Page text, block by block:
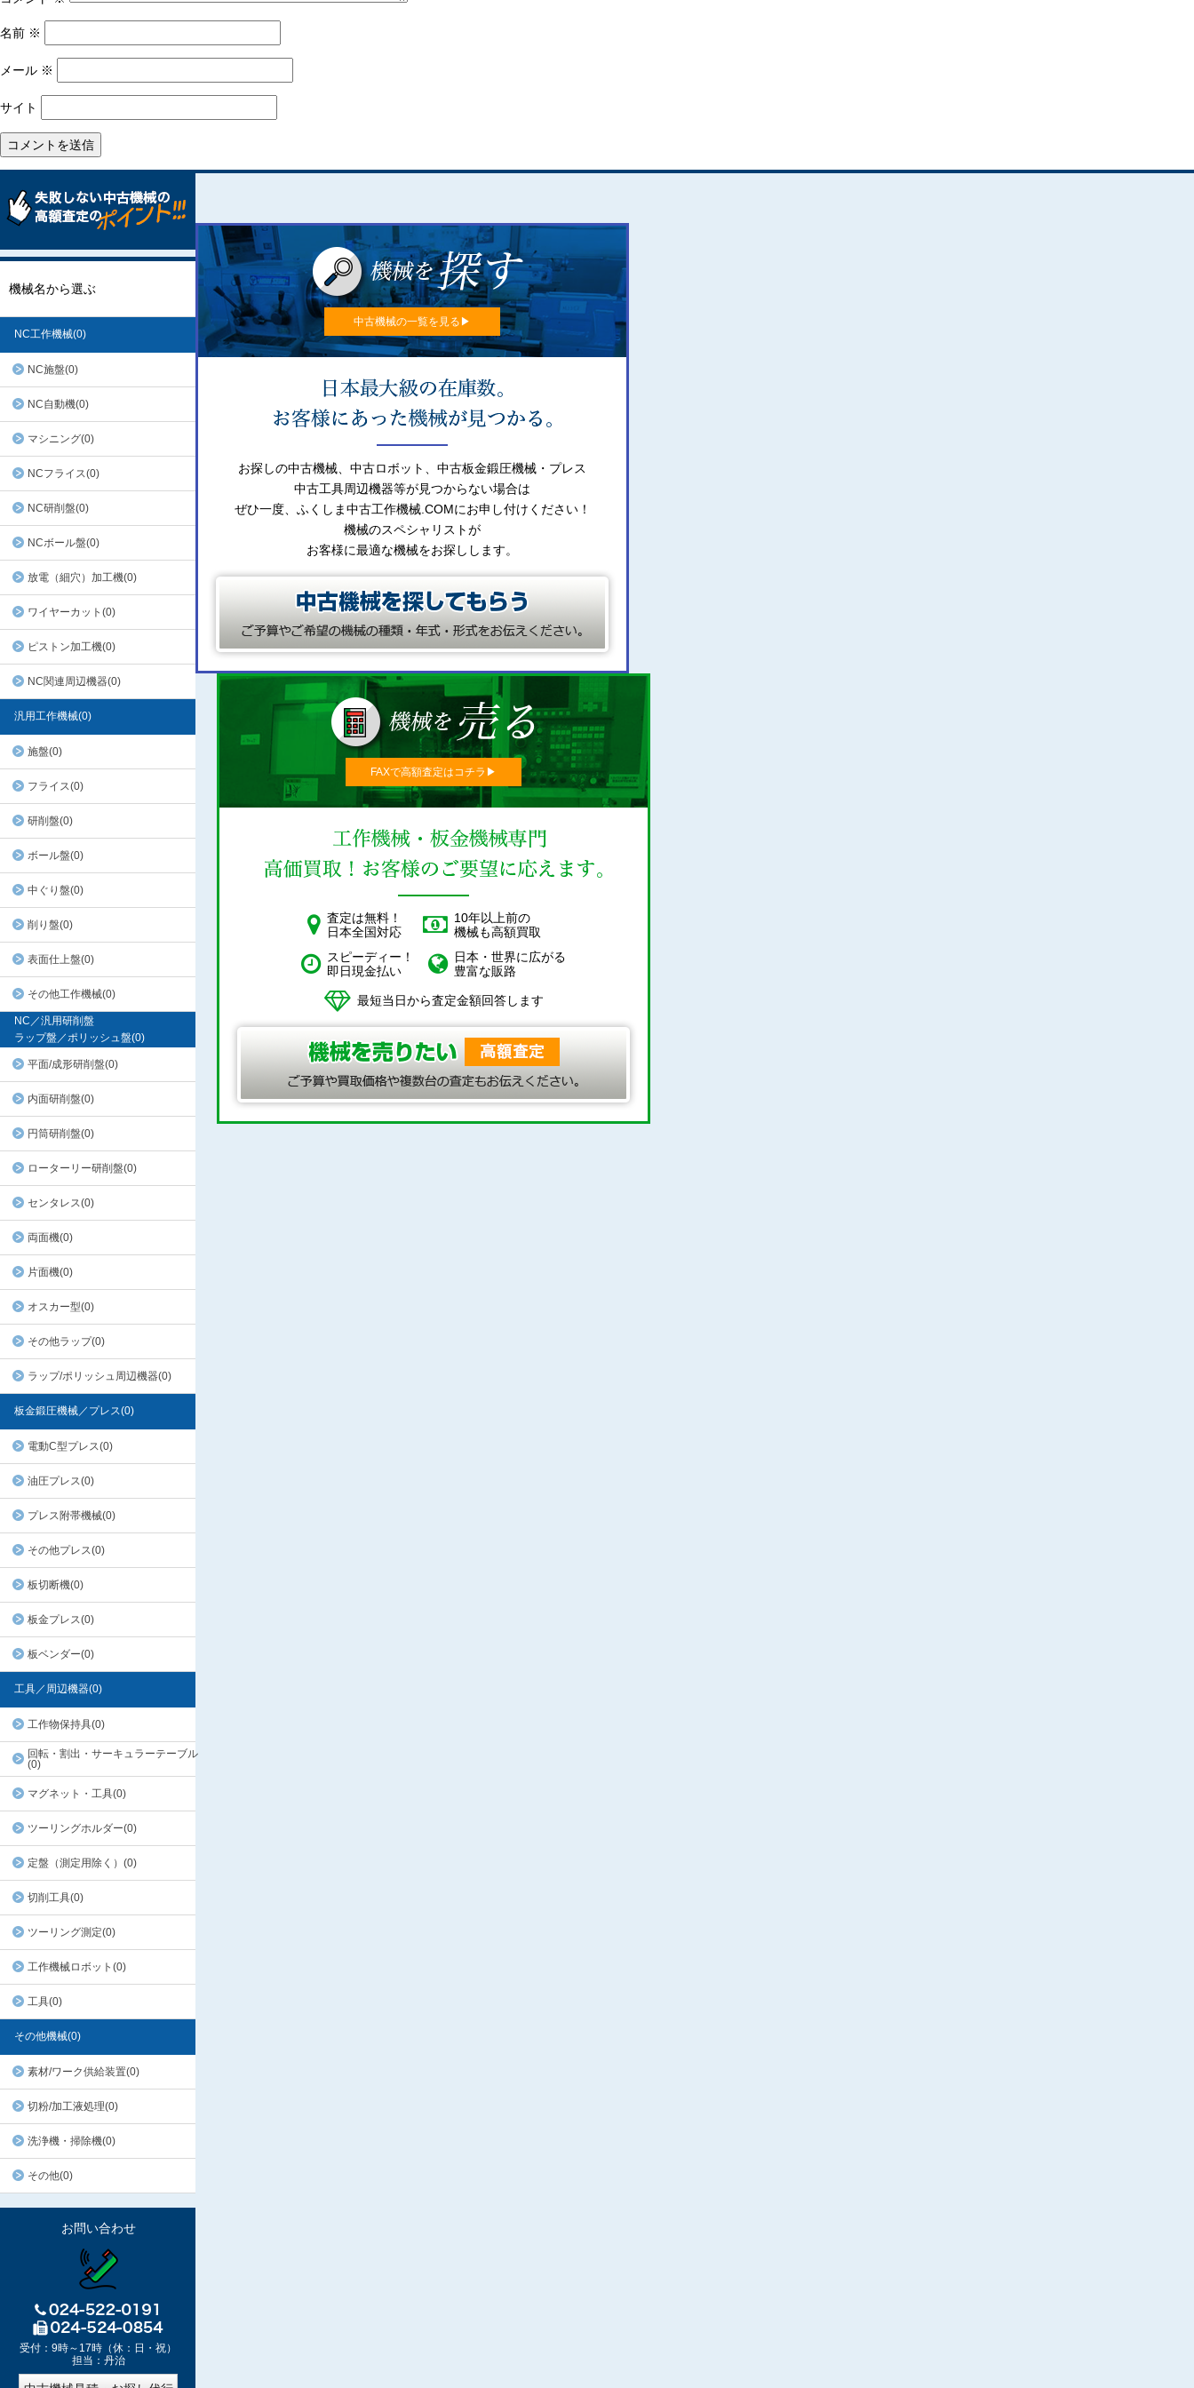
名前 ※
メール ※
サイト
機械名から選ぶ
NC工作機械(0)
NC施盤(0)
NC自動機(0)
マシニング(0)
NCフライス(0)
NC研削盤(0)
NCボール盤(0)
放電（細穴）加工機(0)
ワイヤーカット(0)
ピストン加工機(0)
NC関連周辺機器(0)
汎用工作機械(0)
施盤(0)
フライス(0)
研削盤(0)
ボール盤(0)
中ぐり盤(0)
削り盤(0)
表面仕上盤(0)
その他工作機械(0)
NC／汎用研削盤
ラップ盤／ポリッシュ盤(0)
平面/成形研削盤(0)
内面研削盤(0)
円筒研削盤(0)
ローターリー研削盤(0)
センタレス(0)
両面機(0)
片面機(0)
オスカー型(0)
その他ラップ(0)
ラップ/ポリッシュ周辺機器(0)
板金鍛圧機械／プレス(0)
電動C型プレス(0)
油圧プレス(0)
プレス附帯機械(0)
その他プレス(0)
板切断機(0)
板金プレス(0)
板ベンダー(0)
工具／周辺機器(0)
工作物保持具(0)
回転・割出・サーキュラーテーブル
(0)
マグネット・工具(0)
ツーリングホルダー(0)
定盤（測定用除く）(0)
切削工具(0)
ツーリング測定(0)
工作機械ロボット(0)
工具(0)
その他機械(0)
素材/ワーク供給装置(0)
切粉/加工液処理(0)
洗浄機・掃除機(0)
その他(0)
お問い合わせ
受付：9時～17時（休：日・祝）
担当：丹治
中古機械の一覧を見る▶︎
お探しの中古機械、中古ロボット、中古板金鍛圧機械・プレス
中古工具周辺機器等が見つからない場合は
ぜひ一度、ふくしま中古工作機械.COMにお申し付けください！
機械のスペシャリストが
お客様に最適な機械をお探しします。
FAXで高額査定はコチラ▶︎
査定は無料！
日本全国対応
10年以上前の
機械も高額買取
スピーディー！
即日現金払い
日本・世界に広がる
豊富な販路
最短当日から査定金額回答します